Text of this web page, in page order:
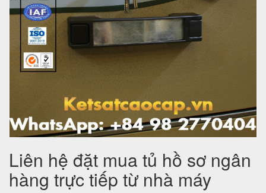
Liên hệ đặt mua tủ hồ sơ ngân
hàng trực tiếp từ nhà máy